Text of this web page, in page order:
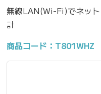
無線LAN(Wi-Fi)でネッ
計
商品コード：T801WHZ